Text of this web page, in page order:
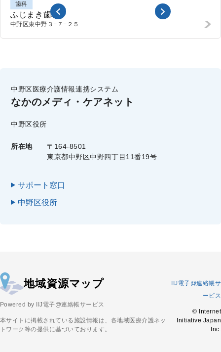
歯科
ふじまき歯科
中野区東中野 ３−７−２５
中野区医療介護情報連携システム
なかのメディ・ケアネット
中野区役所
所在地
〒164-8501
東京都中野区中野四丁目11番19号
サポート窓口
中野区役所
地域資源マップ
Powered by IIJ電子@連絡帳サービス
本サイトに掲載されている施設情報は、各地域医療介護ネッ
トワーク等の提供に基づいております。
IIJ電子@連絡帳サ
ービス
© Internet
Initiative Japan
Inc.